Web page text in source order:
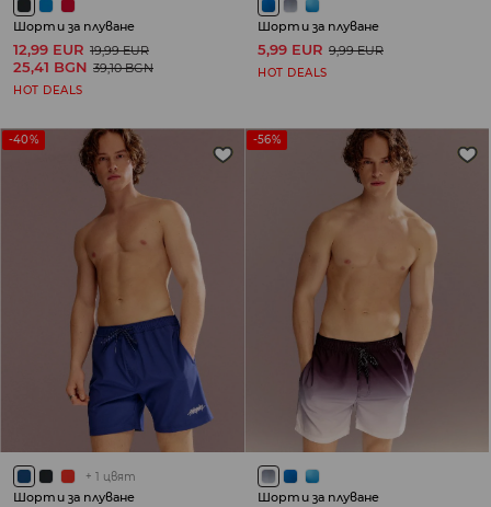
Шорти за плуване
12,99 EUR 19,99 EUR
25,41 BGN 39,10 BGN
HOT DEALS
Шорти за плуване
5,99 EUR 9,99 EUR
HOT DEALS
-40%
+ 1 цвят
Шорти за плуване
-56%
Шорти за плуване